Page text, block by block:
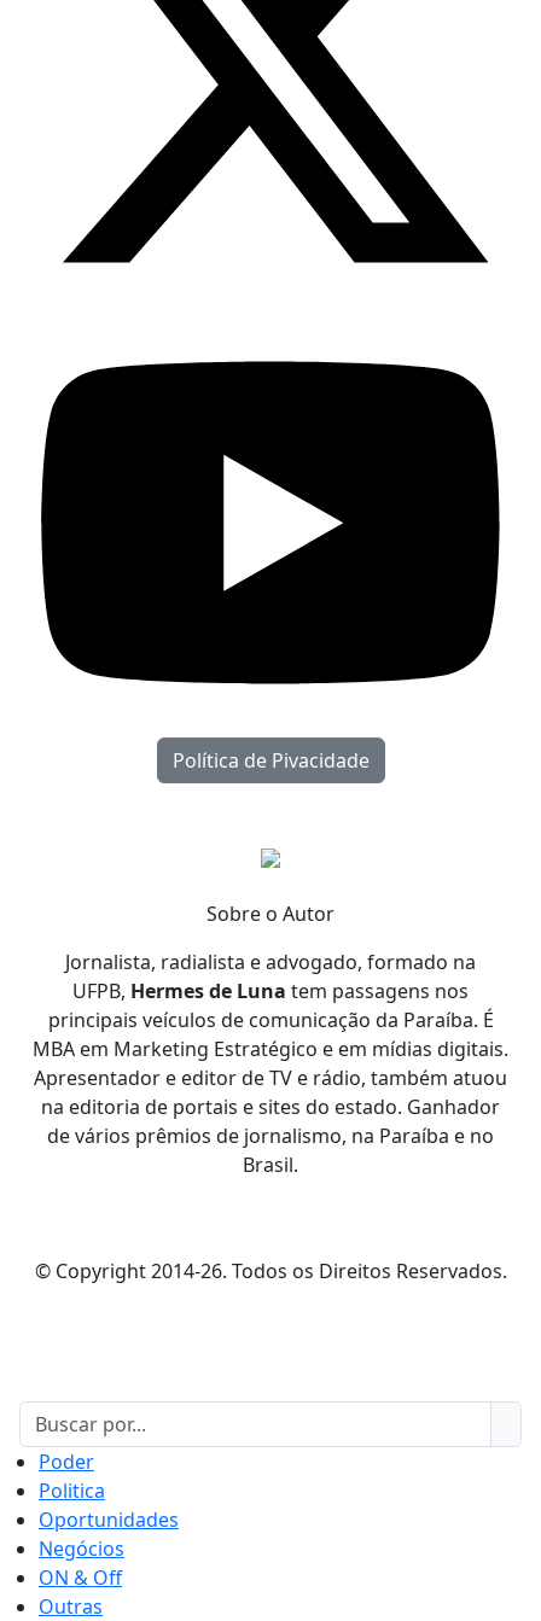
Política de Pivacidade
Sobre o Autor
Jornalista, radialista e advogado, formado na
UFPB, Hermes de Luna tem passagens nos
principais veículos de comunicação da Paraíba. É
MBA em Marketing Estratégico e em mídias digitais.
Apresentador e editor de TV e rádio, também atuou
na editoria de portais e sites do estado. Ganhador
de vários prêmios de jornalismo, na Paraíba e no
Brasil.
© Copyright 2014-26. Todos os Direitos Reservados.
Poder
Politica
Oportunidades
Negócios
ON & Off
Outras